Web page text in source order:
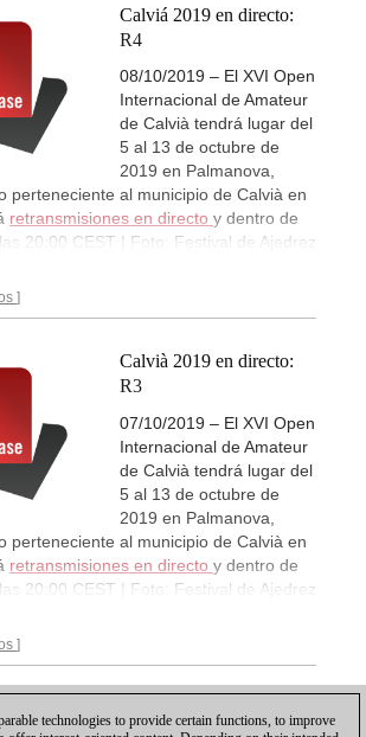
Calviá 2019 en directo:
R4
08/10/2019 – El XVI Open
Internacional de Amateur
de Calvià tendrá lugar del
5 al 13 de octubre de
2019 en Palmanova,
perteneciente al municipio de Calvià en
retransmisiones en directo y dentro de
20:00 CEST | Foto: Festival de Ajedrez
Calvià 2019 en directo:
R3
07/10/2019 – El XVI Open
Internacional de Amateur
de Calvià tendrá lugar del
5 al 13 de octubre de
2019 en Palmanova,
perteneciente al municipio de Calvià en
retransmisiones en directo y dentro de
20:00 CEST | Foto: Festival de Ajedrez
technologies to provide certain functions, to improve